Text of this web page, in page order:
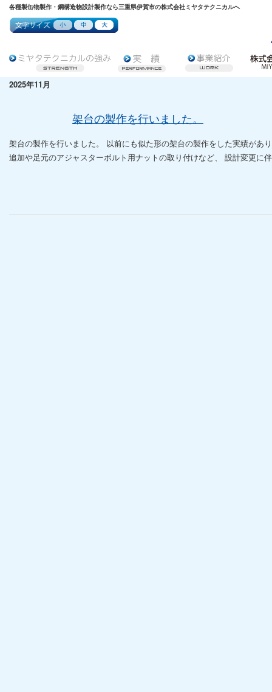
各種製缶物製作・鋼構造物設計製作なら三重県伊賀市の株式会社ミヤタテクニカルへ
2025年11月
架台の製作を行いました。
架台の製作を行いました。 以前にも似た形の架台の製作をした実績が
追加や足元のアジャスターボルト用ナットの取り付けなど、 設計変更に